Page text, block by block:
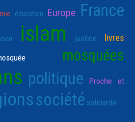
éducation Europe France
islam justice livres
mosquées
politique Proche et
société solidarité